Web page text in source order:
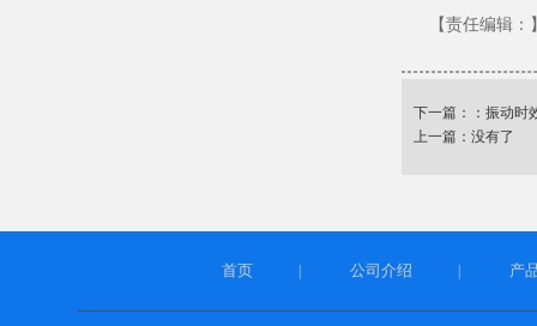
【责任编辑：
下一篇：： 振动时
上一篇：没有了
首页 公司介绍 产